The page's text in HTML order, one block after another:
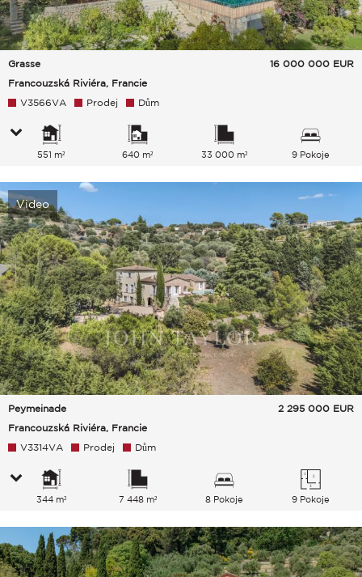
Grasse
Francouzská Riviéra, Francie
16 000 000 EUR
V3566VA Prodej Dům
551 m² 640 m² 33 000 m² 9 Pokoje
Video
Peymeinade
Francouzská Riviéra, Francie
2 295 000 EUR
V3314VA Prodej Dům
344 m² 7 448 m² 8 Pokoje 9 Pokoje